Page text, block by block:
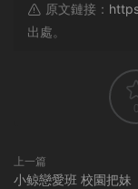
原文鏈接：
出處。
0
上一篇
小鲸戀愛班 校園把妹